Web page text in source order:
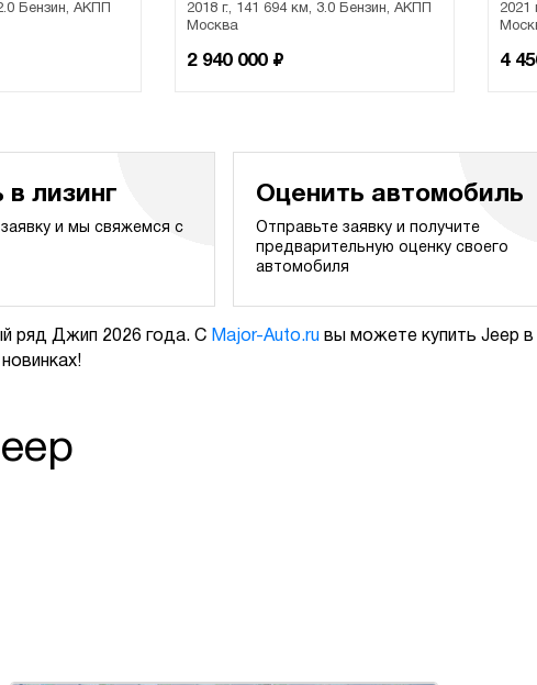
Бензин, АКПП
2018 г., 141 694 км, 3.0 Бензин, АКПП
Москва
2 940 000 ₽
2021
4
в лизинг
и мы свяжемся с
Оценить автомобиль
Отправьте заявку и получите
предварительную оценку своего
автомобиля
ряд Джип 2026 года. С Major-Auto.ru вы можете купить Jeep